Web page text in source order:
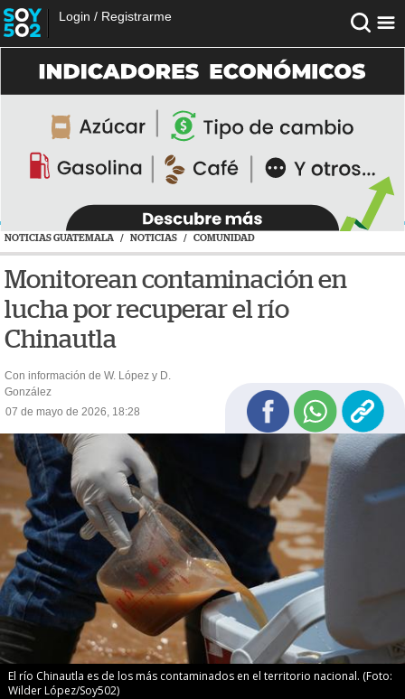
Login / Registrarme
NOTICIAS GUATEMALA / NOTICIAS / COMUNIDAD
Monitorean contaminación en
lucha por recuperar el río
Chinautla
Con información de W. López y D.
González
07 de mayo de 2026, 18:28
El río Chinautla es de los más contaminados en el territorio nacional. (Foto:
Wilder López/Soy502)